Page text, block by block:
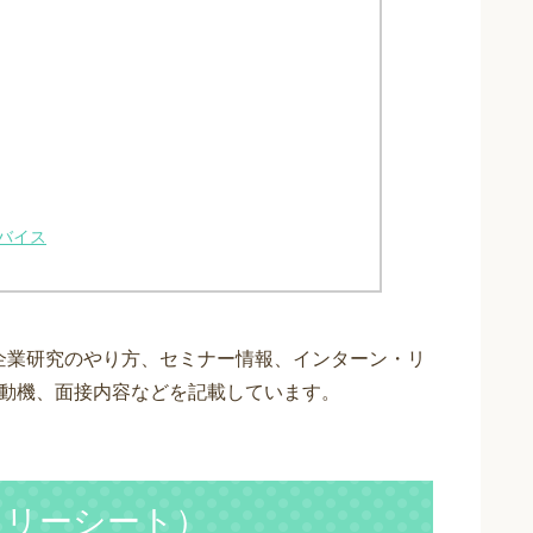
イス
研究のやり方、セミナー情報、インターン・リ
、面接内容などを記載しています。
ーシート）